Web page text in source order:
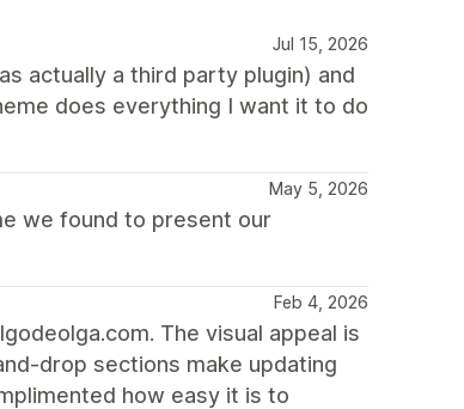
Jul 15, 2026
actually a third party plugin) and
does everything I want it to do
May 5, 2026
we found to present our
Feb 4, 2026
The visual appeal is
drop sections make updating
how easy it is to